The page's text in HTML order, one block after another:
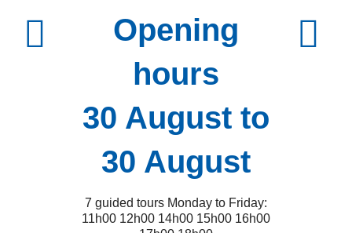
Opening
hours
30 August to
30 August
7 guided tours Monday to Friday:
11h00 12h00 14h00 15h00 16h00